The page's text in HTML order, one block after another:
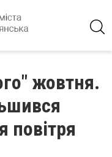
жовтня.
повітря